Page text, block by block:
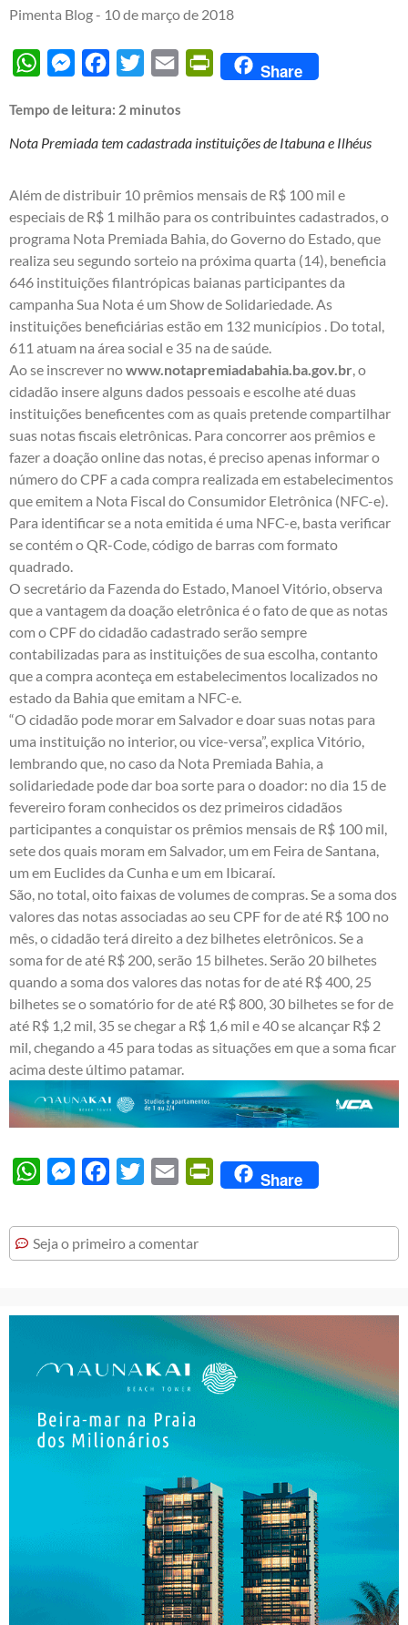
Pimenta Blog - 10 de março de 2018
WhatsAppMessengerFacebook
Twitter Email PrintFriendly
Share
Tempo de leitura: 2 minutos
Nota Premiada tem cadastrada instituições de Itabuna e Ilhéus
Além de distribuir 10 prêmios mensais de R$ 100 mil e
especiais de R$ 1 milhão para os contribuintes cadastrados, o
programa Nota Premiada Bahia, do Governo do Estado, que
realiza seu segundo sorteio na próxima quarta (14), beneficia
646 instituições filantrópicas baianas participantes da
campanha Sua Nota é um Show de Solidariedade. As
instituições beneficiárias estão em 132 municípios . Do total,
611 atuam na área social e 35 na de saúde.
Ao se inscrever nowww.notapremiadabahia.ba.gov.br , o
cidadão insere alguns dados pessoais e escolhe até duas
instituições beneficentes com as quais pretende compartilhar
suas notas fiscais eletrônicas. Para concorrer aos prêmios e
fazer a doação online das notas, é preciso apenas informar o
número do CPF a cada compra realizada em estabelecimentos
que emitem a Nota Fiscal do Consumidor Eletrônica (NFC-e).
Para identificar se a nota emitida é uma NFC-e, basta verificar
se contém o QR-Code, código de barras com formato
quadrado.
O secretário da Fazenda do Estado, Manoel Vitório, observa
que a vantagem da doação eletrônica é o fato de que as notas
com o CPF do cidadão cadastrado serão sempre
contabilizadas para as instituições de sua escolha, contanto
que a compra aconteça em estabelecimentos localizados no
estado da Bahia que emitam a NFC-e.
“O cidadão pode morar em Salvador e doar suas notas para
uma instituição no interior, ou vice-versa”, explica Vitório,
lembrando que, no caso da Nota Premiada Bahia, a
solidariedade pode dar boa sorte para o doador: no dia 15 de
fevereiro foram conhecidos os dez primeiros cidadãos
participantes a conquistar os prêmios mensais de R$ 100 mil,
sete dos quais moram em Salvador, um em Feira de Santana,
um em Euclides da Cunha e um em Ibicaraí.
São, no total, oito faixas de volumes de compras. Se a soma dos
valores das notas associadas ao seu CPF for de até R$ 100 no
mês, o cidadão terá direito a dez bilhetes eletrônicos. Se a
soma for de até R$ 200, serão 15 bilhetes. Serão 20 bilhetes
quando a soma dos valores das notas for de até R$ 400, 25
bilhetes se o somatório for de até R$ 800, 30 bilhetes se for de
até R$ 1,2 mil, 35 se chegar a R$ 1,6 mil e 40 se alcançar R$ 2
mil, chegando a 45 para todas as situações em que a soma ficar
acima deste último patamar.
WhatsAppMessengerFacebook
Twitter Email PrintFriendly
Share
Seja o primeiro a comentar